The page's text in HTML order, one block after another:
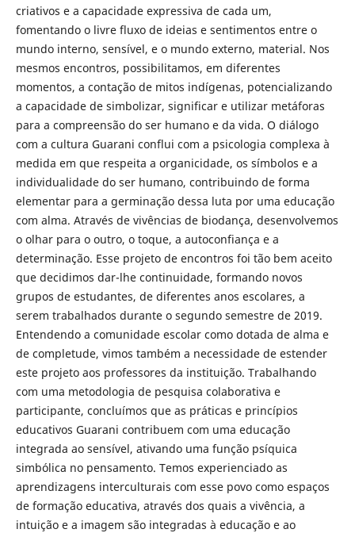
criativos e a capacidade expressiva de cada um,
fomentando o livre fluxo de ideias e sentimentos entre o
mundo interno, sensível, e o mundo externo, material. Nos
mesmos encontros, possibilitamos, em diferentes
momentos, a contação de mitos indígenas, potencializando
a capacidade de simbolizar, significar e utilizar metáforas
para a compreensão do ser humano e da vida. O diálogo
com a cultura Guarani conflui com a psicologia complexa à
medida em que respeita a organicidade, os símbolos e a
individualidade do ser humano, contribuindo de forma
elementar para a germinação dessa luta por uma educação
com alma. Através de vivências de biodança, desenvolvemos
o olhar para o outro, o toque, a autoconfiança e a
determinação. Esse projeto de encontros foi tão bem aceito
que decidimos dar-lhe continuidade, formando novos
grupos de estudantes, de diferentes anos escolares, a
serem trabalhados durante o segundo semestre de 2019.
Entendendo a comunidade escolar como dotada de alma e
de completude, vimos também a necessidade de estender
este projeto aos professores da instituição. Trabalhando
com uma metodologia de pesquisa colaborativa e
participante, concluímos que as práticas e princípios
educativos Guarani contribuem com uma educação
integrada ao sensível, ativando uma função psíquica
simbólica no pensamento. Temos experienciado as
aprendizagens interculturais com esse povo como espaços
de formação educativa, através dos quais a vivência, a
intuição e a imagem são integradas à educação e ao